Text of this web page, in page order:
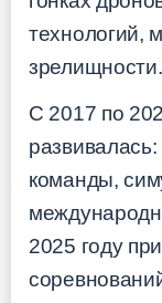
технологий,
зрелищности.
С 2017 по
команды,
2025 году